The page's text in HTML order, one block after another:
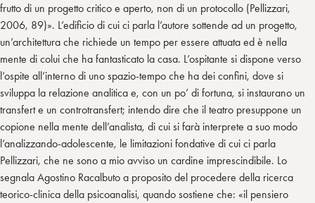
frutto di un progetto critico e aperto, non di un protocollo (Pellizzari,
2006, 89)». L’edificio di cui ci parla l’autore sottende ad un progetto,
un’architettura che richiede un tempo per essere attuata ed è nella
mente di colui che ha fantasticato la casa. L’ospitante si dispone verso
l’ospite all’interno di uno spazio-tempo che ha dei confini, dove si
sviluppa la relazione analitica e, con un po’ di fortuna, si instaurano un
transfert e un controtransfert; intendo dire che il teatro presuppone un
copione nella mente dell’analista, di cui si farà interprete a suo modo
l’analizzando-adolescente, le limitazioni fondative di cui ci parla
Pellizzari, che ne sono a mio avviso un cardine imprescindibile. Lo
segnala Agostino Racalbuto a proposito del procedere della ricerca
teorico-clinica della psicoanalisi, quando sostiene che: «il pensiero